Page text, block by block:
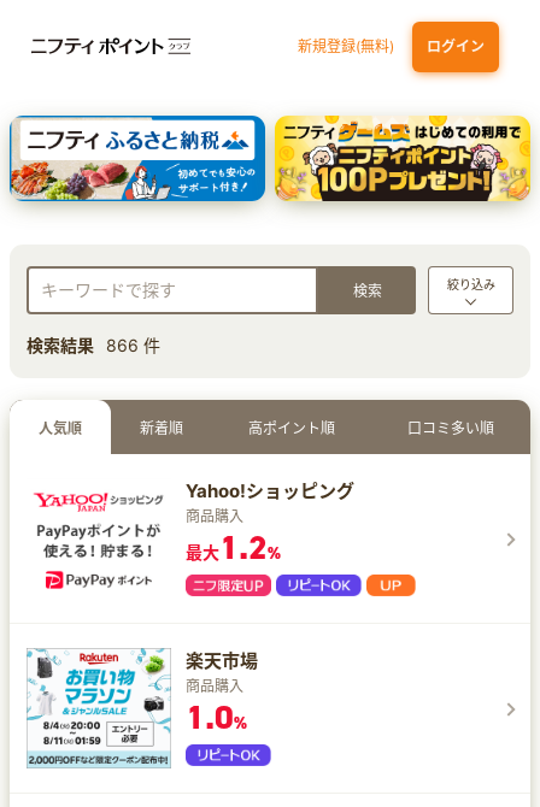
新規登録(無料) ログイン
dカード GOLD 三井住友カード ゴールド（NL）（家族カード発行）
【実質初月無料】DMM | Disney+(ディズニープラス) セットプラン
SBI証券 確定拠出年金（iDeCo）
絞り込み
検索結果 866 件
人気順 新着順 高ポイント順 口コミ多い順
Yahoo!ショッピング
商品購入
最大1.2%
楽天市場
商品購入
1.0%